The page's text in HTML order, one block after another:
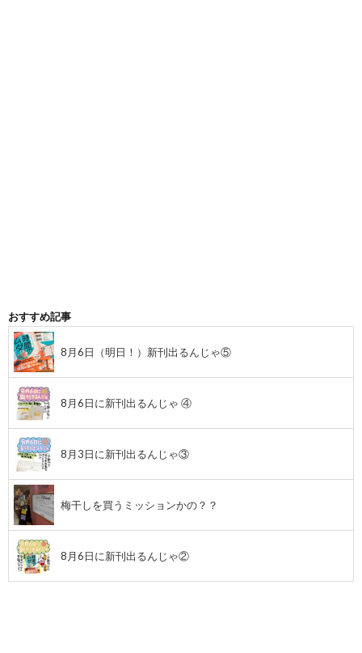
おすすめ記事
8月6日（明日！）新刊出るんじゃ⑤
8月6日に新刊出るんじゃ ④
8月3日に新刊出るんじゃ③
梅干しを買うミッションかの？？
8月6日に新刊出るんじゃ②